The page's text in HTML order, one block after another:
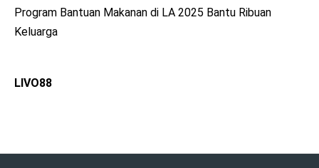
Program Bantuan Makanan di LA 2025 Bantu Ribuan
Keluarga
LIVO88